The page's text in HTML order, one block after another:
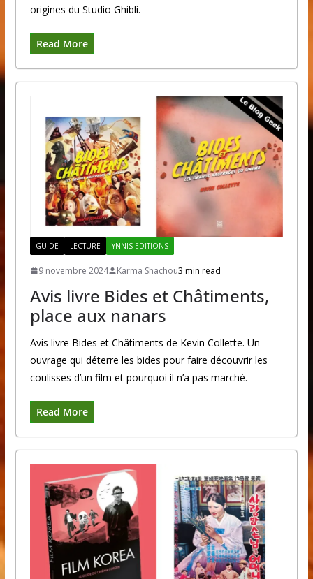
origines du Studio Ghibli.
Read More
GUIDE LECTURE YNNIS EDITIONS
9 novembre 2024 Karma Shachou3 min read
Avis livre Bides et Châtiments,
place aux nanars
Avis livre Bides et Châtiments de Kevin Collette. Un
ouvrage qui déterre les bides pour faire découvrir les
coulisses d’un film et pourquoi il n’a pas marché.
Read More